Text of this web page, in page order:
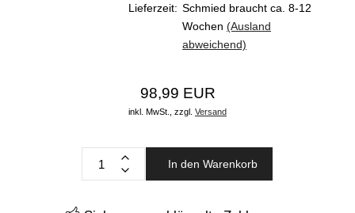
Lieferzeit: Schmied braucht ca. 8-12
Wochen (Ausland
abweichend)
98,99 EUR
inkl. MwSt., zzgl. Versand
In den Warenkorb